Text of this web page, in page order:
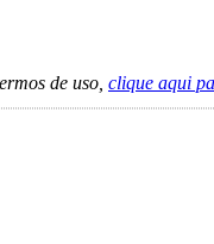
de uso, clique aqui